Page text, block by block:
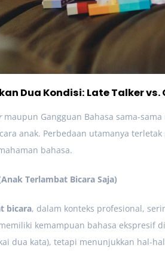
Dua Kondisi: Late Talker
maupun Gangguan Bahasa sama-
anak. Perbedaan utamanya
bahasa.
Terlambat Bicara Saja)
bicara, dalam konteks profesional,
kemampuan bahasa ekspresif
dua kata), tetapi menunjukkan hal-